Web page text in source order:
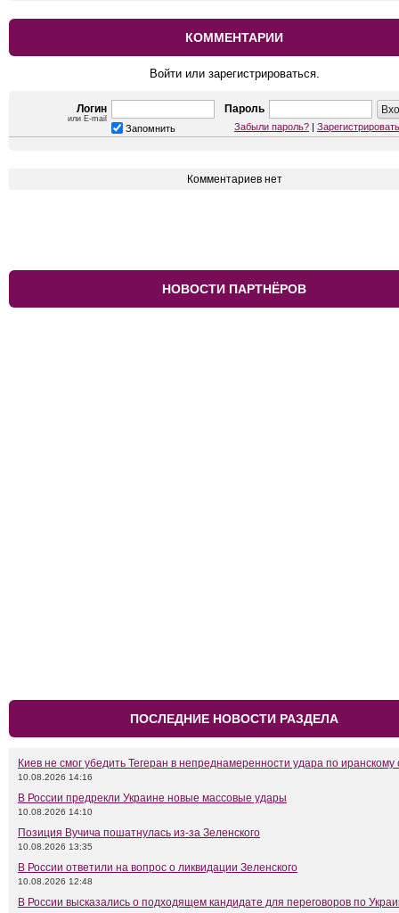
КОММЕНТАРИИ
Войти или зарегистрироваться.
Логин
или E-mail
Пароль
Запомнить Забыли пароль? |
Комментариев нет
НОВОСТИ ПАРТНЁРОВ
ПОСЛЕДНИЕ НОВОСТИ РАЗДЕЛА
Киев не смог убедить Тегеран в непреднамеренности удара по иранскому
10.08.2026 14:16
В России предрекли Украине новые массовые удары
10.08.2026 14:10
Позиция Вучича пошатнулась из-за Зеленского
10.08.2026 13:35
В России ответили на вопрос о ликвидации Зеленского
10.08.2026 12:48
В России высказались о подходящем кандидате для переговоров по